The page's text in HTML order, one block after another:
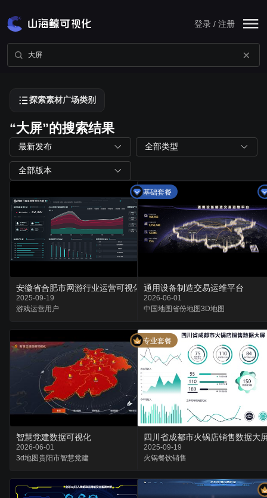
登录 / 注册
探索素材广场类别
“大屏”的搜索结果
最新发布 全部类型
全部版本
基础套餐
安徽省合肥市网游行业运营可视化大屏
2025-09-19
游戏运营用户
通用设备制造交易运维平台
2026-06-01
中国地图省份地图3D地图
专业套餐
智慧党建数据可视化
2026-06-01
3d地图贵阳市智慧党建
四川省成都市火锅店销售数据大
2025-09-19
火锅餐饮销售